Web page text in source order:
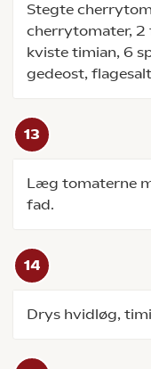
Stegte
cherrytomater, 2
kviste timian, 6
gedeost,
Læg tomaterne
fad.
Drys hvidløg,